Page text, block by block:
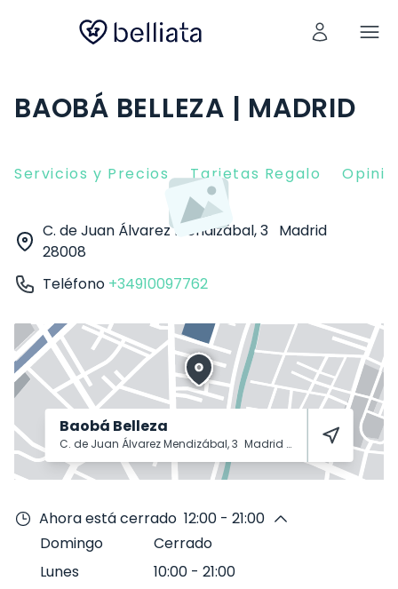
BAOBÁ BELLEZA | MADRID
Servicios y Precios Tarjetas Regalo
C. de Juan Álvarez Mendizábal, 3 Madrid
28008
Teléfono +34910097762
Baobá Belleza
C. de Juan Álvarez Mendizábal, 3 Madrid 28008
Ahora está cerrado 12:00 - 21:00
Domingo
Cerrado
Lunes
10:00 - 21:00